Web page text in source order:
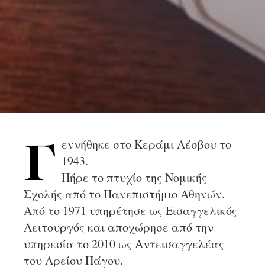
Γ εννήθηκε στο Κεράμι Λέσβου το
1943.
Πήρε το πτυχίο της Νομικής
Σχολής από το Πανεπιστήμιο Αθηνών.
Από το 1971 υπηρέτησε ως Εισαγγελικός
Λειτουργός και αποχώρησε από την
υπηρεσία το 2010 ως Αντεισαγγελέας
του Αρείου Πάγου.